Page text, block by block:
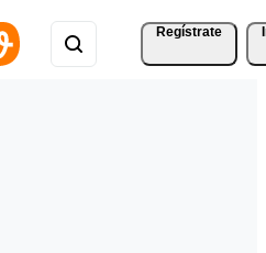
Regístrate